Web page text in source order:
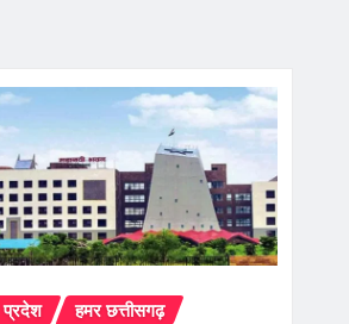
प्रदेश हमर छत्तीसगढ़